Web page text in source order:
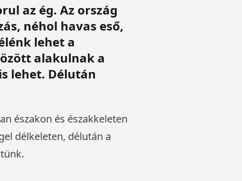
az ég. Az ország
néhol havas eső,
lehet a
alakulnak a
lehet. Délután
északon és északkeleten
délkeleten, délután a